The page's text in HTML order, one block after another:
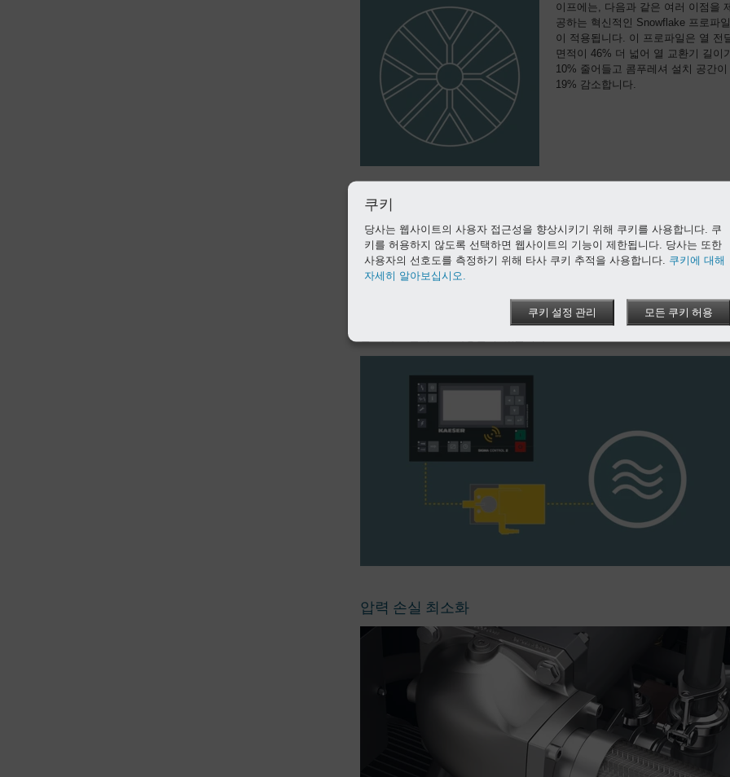
이프에는, 다음과 같은 여러 이점을
공하는 혁신적인 Snowflake 프로파일
이 적용됩니다. 이 프로파일은 열 전
면적이 46% 더 넓어 열 교환기 길이
10% 줄어들고 콤푸레셔 설치 공간이
19% 감소합니다.
최적의 냉각수 흐름
수냉식 CSG 콤푸레셔에는 각 열 교환기에서 모든 소비장치의 다운스트림에 대
한 냉각수를 최적화하는 냉각수 조절 밸브가 장착되어 있습니다. 이를 통해 비
에서 닫는 경우 밀폐 상태를 유지하는 조절 밸브를 사용합니다. 대기 작동 시와
같이, 콤푸레셔에 냉각이 필요하지 않은 경우 냉각수 흐름이 중지되므로 냉각
압력 손실 최소화
쿠키
당사는 웹사이트의 사용자 접근성을 향상시키기 위해 쿠키를 사용합니다. 쿠
키를 허용하지 않도록 선택하면 웹사이트의 기능이 제한됩니다. 당사는 또한
사용자의 선호도를 측정하기 위해 타사 쿠키 추적을 사용합니다. 쿠키에 대해
자세히 알아보십시오.
쿠키 설정 관리 모든 쿠키 허용